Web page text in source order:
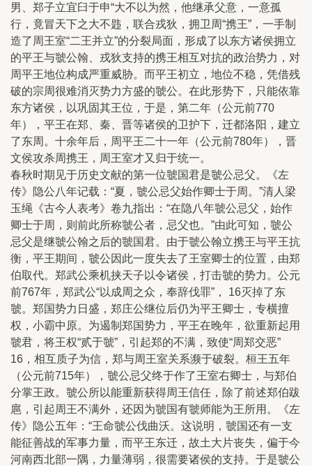
男、郑子立宜臼于申“大不以为然，他继承父意，一意孤
行，竟冒天下之大不韪，联合戎狄，拥卫周“携王”，一手制
造了周王室“二王并立”的分裂局面，形成了以东方诸侯拥立
的平王与虢公翰、戎狄支持的携王相互对抗的政治势力，对
周平王地位构成严重威胁。而平王初立，地位不稳，凭借残
破的宗周很难消灭势力方盛的虢公。在此形势下，只能依靠
东方诸侯，以巩固其王位，于是，第二年（公元前770
年），平王在郑、秦、晋等诸侯的卫护下，迁都洛阳，建立
了东周。十余年后，周平王二十一年（公元前780年），晋
文侯攻杀周携王，周王室才又归于统一。
春秋时期见于历史文献的第一位虢国君是虢公忌父。《左
传》隐公八年记载：“夏，虢公忌父始作卿士于周。”清人梁
玉绳《古今人表考》卷九指出：“在隐八年虢公忌父，始作
卿士于周，则前此所称虢公者，忌父也。”由此可知，虢公
忌父是继虢公翰之后的虢国君。由于虢公翰立携王与平王抗
衡，平王期间，虢公因此一度失去了王室卿士的位置，由郑
伯取代。郑武公乘机挟天子以令诸侯，打击虢的势力。公元
前767年，郑武公“以成周之众，奉辞伐罪”， 16灭掉了东
虢。郑国势力日盛，郑庄公继位后仍为平王卿士，专横擅
权，小霸中原。为遏制郑国势力，平王在晚年，欲重新起用
虢君，将王权“贰于虢”，引起郑的不满，致使“周郑交恶”
16，相互质子为信，郑与周王室关系濒于破裂。桓王五年
（公元前715年），虢公忌父终于作了王室右卿士，与郑伯
分掌王政。虢公所以能重新获得周王信任，除了前述郑伯跋
扈，引起周王不满外，还因为虢国有虢师能为王所用。《左
传》隐公五年：“王命虢公伐曲沃。这说明，虢国还有一支
能征善战的军事力量，而平王东迁，故土大片丧失，偏于今
河南西北部一隅，力量薄弱，很需要诸侯的支持。于是虢公